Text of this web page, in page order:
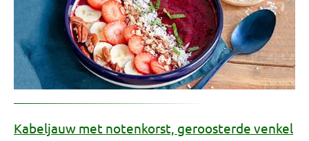
Kabeljauw met notenkorst, geroosterde venkel